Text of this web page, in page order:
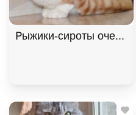
Рыжики-сироты очень